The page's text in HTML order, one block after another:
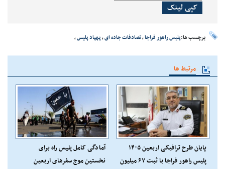
کپی لینک
برچسب ها:پلیس راهور فراجا،تصادفات جاده ای،پهپاد پلیس،
مرتبط ها
پایان طرح ترافیکی اربعین ۱۴۰۵
پلیس راهور فراجا با ثبت ۶۷ میلیون
آمادگی کامل پلیس راه برای
نخستین موج سفرهای اربعین